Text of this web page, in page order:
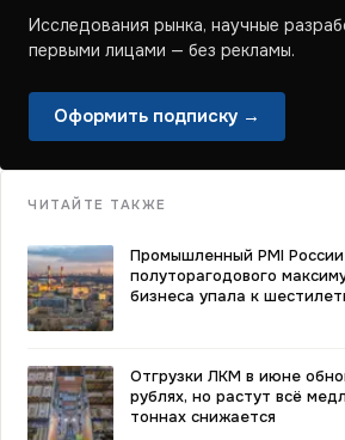
Исследования рынка, научные
первыми лицами — без рекламы.
Оформить подписку →
ЧИТАЙТЕ ТАКЖЕ
Промышленный PMI
полуторагодового
бизнеса упала к
Отгрузки ЛКМ в июне
рублях, но растут всё
тоннах снижается